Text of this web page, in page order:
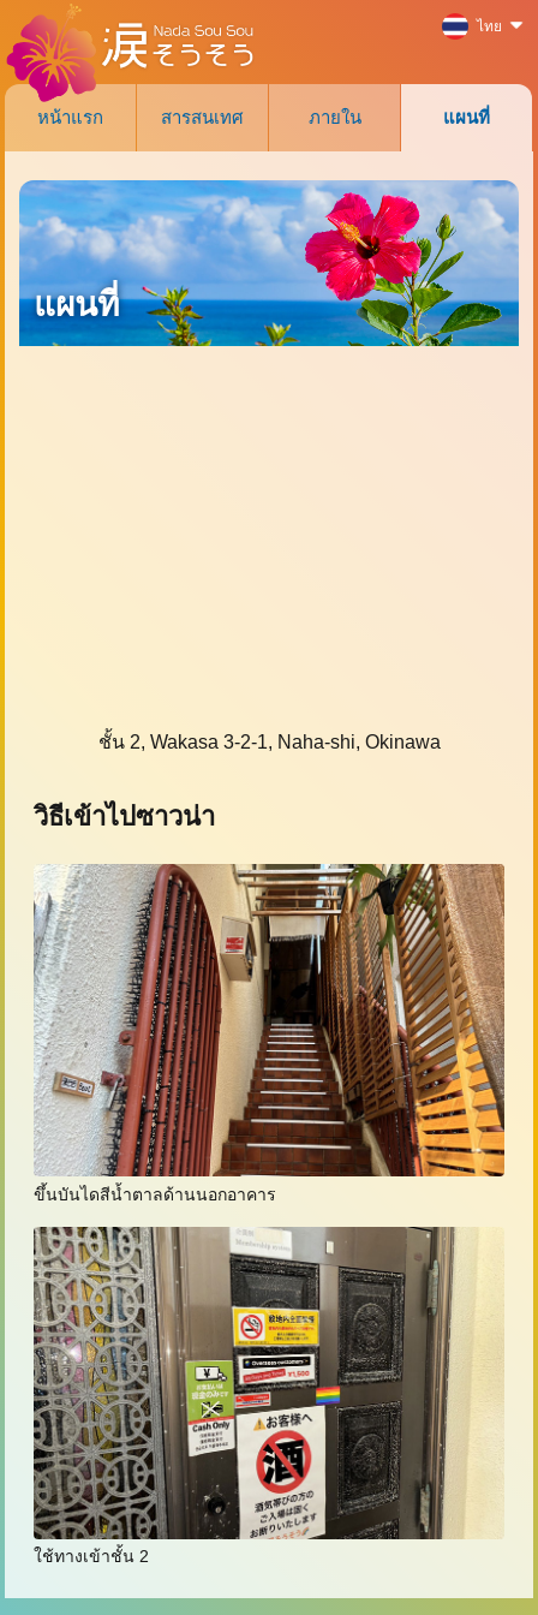
ไทย
หน้าแรก สารสนเทศ ภายใน แผนที่
แผนที่
ชั้น 2, Wakasa 3-2-1, Naha-shi, Okinawa
วิธีเข้าไปซาวน่า
ขึ้นบันไดสีน้ำตาลด้านนอกอาคาร
ใช้ทางเข้าชั้น 2